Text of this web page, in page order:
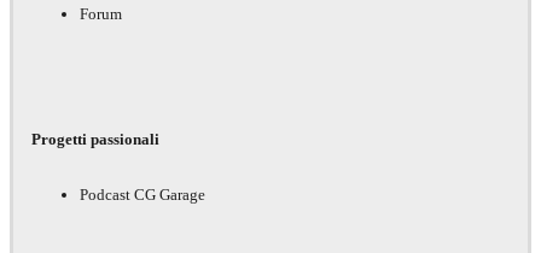
Forum
Progetti passionali
Podcast CG Garage